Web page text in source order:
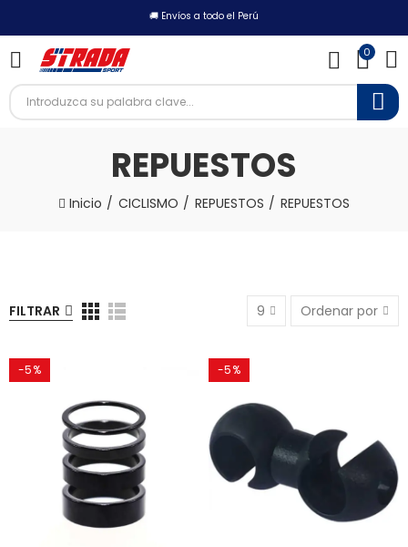
🚚 Envíos a todo el Perú
0
REPUESTOS
Inicio CICLISMO REPUESTOS REPUESTOS
FILTRAR 9 Ordenar por
-5% -5%